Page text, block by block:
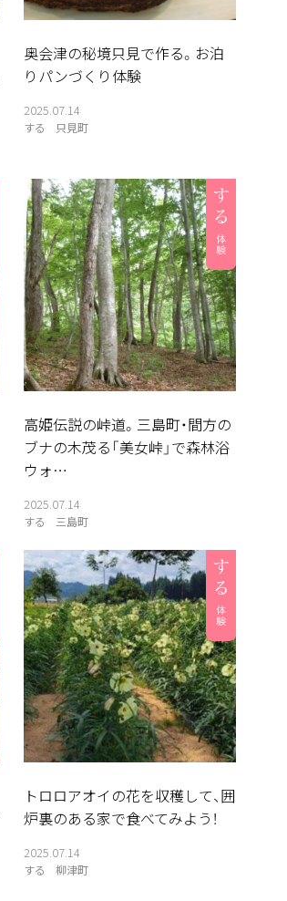
奥会津の秘境只見で作る。お泊
りパンづくり体験
2025.07.14
する 只見町
高姫伝説の峠道。三島町・間方の
ブナの木茂る「美女峠」で森林浴
ウォ…
2025.07.14
する 三島町
トロロアオイの花を収穫して、囲
炉裏のある家で食べてみよう！
2025.07.14
する 柳津町